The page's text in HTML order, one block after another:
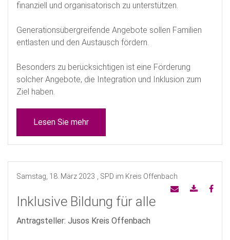
finanziell und organisatorisch zu unterstützen.
Generationsübergreifende Angebote sollen Familien
entlasten und den Austausch fördern.
Besonders zu berücksichtigen ist eine Förderung
solcher Angebote, die Integration und Inklusion zum
Ziel haben.
Lesen Sie mehr
Samstag, 18. März 2023 , SPD im Kreis Offenbach
Inklusive Bildung für alle
Antragsteller: Jusos Kreis Offenbach